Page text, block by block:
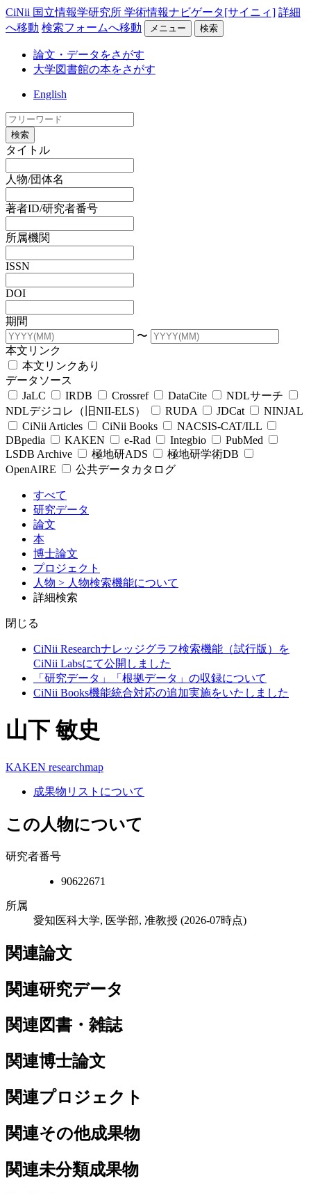
CiNii 国立情報学研究所 学術情報ナビゲータ[サイニィ] 詳細
へ移動 検索フォームへ移動 メニュー 検索
論文・データをさがす
大学図書館の本をさがす
English
検索
タイトル
人物/団体名
著者ID/研究者番号
所属機関
ISSN
DOI
期間
〜
本文リンク
本文リンクあり
データソース
JaLC
IRDB Crossref DataCite
NDLサーチ
NDLデジコレ（旧NII-ELS）
RUDA JDCat
NINJAL
CiNii Articles
CiNii Books
NACSIS-CAT/ILL
DBpedia
KAKEN e-Rad Integbio
PubMed
LSDB Archive
極地研ADS
極地研学術DB
OpenAIRE
公共データカタログ
すべて
研究データ
論文
本
博士論文
プロジェクト
人物 > 人物検索機能について
詳細検索
閉じる
CiNii Researchナレッジグラフ検索機能（試行版）を
CiNii Labsにて公開しました
「研究データ」「根拠データ」の収録について
CiNii Books機能統合対応の追加実施をいたしました
山下 敏史
KAKEN researchmap
成果物リストについて
この人物について
研究者番号
90622671
所属
愛知医科大学, 医学部, 准教授 (2026-07時点)
関連論文
関連研究データ
関連図書・雑誌
関連博士論文
関連プロジェクト
関連その他成果物
関連未分類成果物